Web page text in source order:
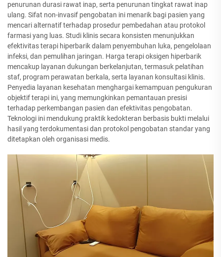
penurunan durasi rawat inap, serta penurunan tingkat rawat inap
ulang. Sifat non-invasif pengobatan ini menarik bagi pasien yang
mencari alternatif terhadap prosedur pembedahan atau protokol
farmasi yang luas. Studi klinis secara konsisten menunjukkan
efektivitas terapi hiperbarik dalam penyembuhan luka, pengelolaan
infeksi, dan pemulihan jaringan. Harga terapi oksigen hiperbarik
mencakup layanan dukungan berkelanjutan, termasuk pelatihan
staf, program perawatan berkala, serta layanan konsultasi klinis.
Penyedia layanan kesehatan menghargai kemampuan pengukuran
objektif terapi ini, yang memungkinkan pemantauan presisi
terhadap perkembangan pasien dan efektivitas pengobatan.
Teknologi ini mendukung praktik kedokteran berbasis bukti melalui
hasil yang terdokumentasi dan protokol pengobatan standar yang
ditetapkan oleh organisasi medis.